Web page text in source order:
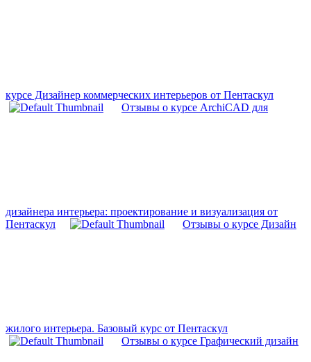
курсе Дизайнер коммерческих интерьеров от Пентаскул
Отзывы о курсе ArchiCAD для
дизайнера интерьера: проектирование и визуализация от
Пентаскул
Отзывы о курсе Дизайн
жилого интерьера. Базовый курс от Пентаскул
Отзывы о курсе Графический дизайн